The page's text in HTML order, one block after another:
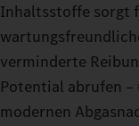
Inhaltsstoffe sorgt
verminderte
Potential abrufen
modernen